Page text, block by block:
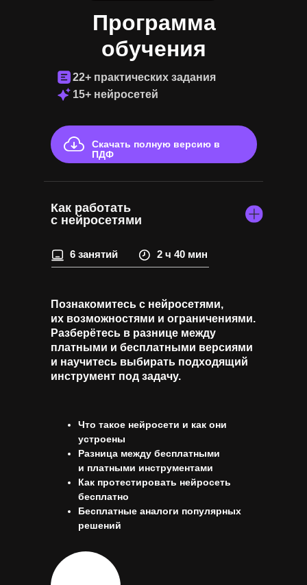
Программа
обучения
Скачать полную версию в
ПДФ
22+ практических задания
15+ нейросетей
Как работать
с нейросетями
2 ч 40 мин
6 занятий
Познакомитесь с нейросетями,
их возможностями и ограничениями.
Разберётесь в разнице между
платными и бесплатными версиями
и научитесь выбирать подходящий
инструмент под задачу.
Что такое нейросети и как они
устроены
Разница между бесплатными
и платными инструментами
Как протестировать нейросеть
бесплатно
Бесплатные аналоги популярных
решений